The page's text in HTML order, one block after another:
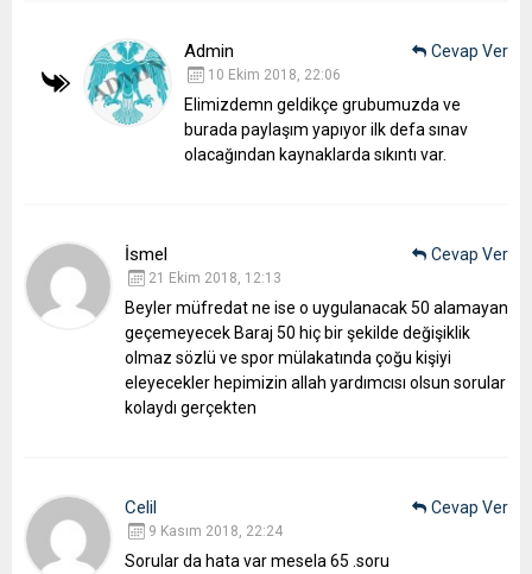
Admin
10 Ekim 2018, 22:06
Elimizdemn geldikçe grubumuzda ve
burada paylaşım yapıyor ilk defa sınav
olacağından kaynaklarda sıkıntı var.
Cevap Ver
İsmel
21 Ekim 2018, 12:13
Beyler müfredat ne ise o uygulanacak 50 alamayan
geçemeyecek Baraj 50 hiç bir şekilde değişiklik
olmaz sözlü ve spor mülakatında çoğu kişiyi
eleyecekler hepimizin allah yardımcısı olsun sorular
kolaydı gerçekten
Cevap Ver
Celil
9 Kasım 2018, 22:24
Sorular da hata var mesela 65 .soru
Cevap Ver